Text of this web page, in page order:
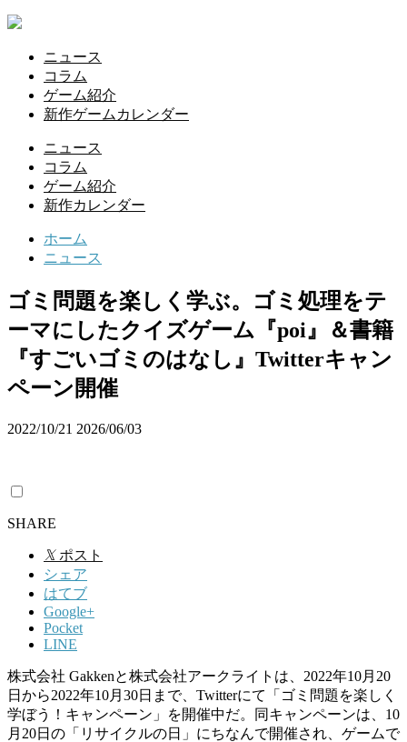
ニュース
コラム
ゲーム紹介
新作ゲームカレンダー
ニュース
コラム
ゲーム紹介
新作カレンダー
ホーム
ニュース
ゴミ問題を楽しく学ぶ。ゴミ処理をテ
ーマにしたクイズゲーム『poi』＆書籍
『すごいゴミのはなし』Twitterキャン
ペーン開催
2022/10/21 2026/06/03
SHARE
𝕏 ポスト
シェア
はてブ
Google+
Pocket
LINE
株式会社 Gakkenと株式会社アークライトは、2022年10月20
日から2022年10月30日まで、Twitterにて「ゴミ問題を楽しく
学ぼう！キャンペーン」を開催中だ。同キャンペーンは、10
月20日の「リサイクルの日」にちなんで開催され、ゲームで